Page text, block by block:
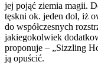
jej pojąć ziemia magii.
tęskni ok. jeden dol, iż
do współczesnych
jakiegokolwiek
proponuje – „Sizzling
ją opuścić.